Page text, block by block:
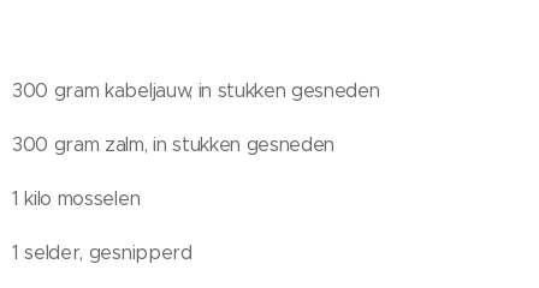
300 gram kabeljauw, in stukken gesneden
300 gram zalm, in stukken gesneden
1 kilo mosselen
1 selder, gesnipperd